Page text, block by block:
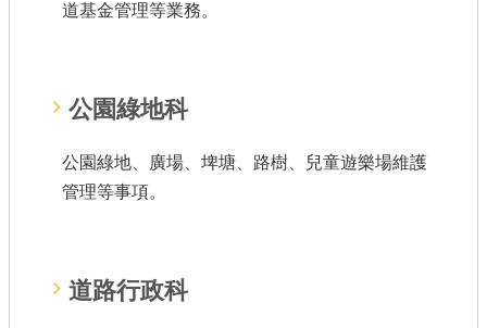
道基金管理等業務。
公園綠地科
公園綠地、廣場、埤塘、路樹、兒童遊樂場維護
管理等事項。
道路行政科